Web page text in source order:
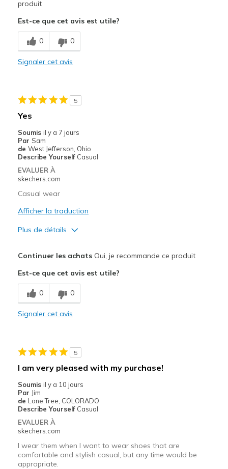
Attractive Design
Les meilleures utilisations
Casual Wear
Width
produit
Est-ce que cet avis est utile?
0 0
Signaler cet avis
5
Yes
Soumis il y a 7 jours
Par Sam
de West Jefferson, Ohio
Describe Yourself Casual
EVALUER À
skechers.com
Casual wear
Afficher la traduction
Plus de détails
Breathe Well
Comfortable
Width
Feels true to width
Sizing
Feels true to size
View On Shoes
Continuer les achatsOui, je recommande ce produit
Est-ce que cet avis est utile?
0 0
Signaler cet avis
5
I am very pleased with my purchase!
Soumis il y a 10 jours
Par Jim
de Lone Tree, COLORADO
Describe Yourself Casual
EVALUER À
skechers.com
I wear them when I want to wear shoes that are
comfortable and stylish casual, but any time would be
appropriate.